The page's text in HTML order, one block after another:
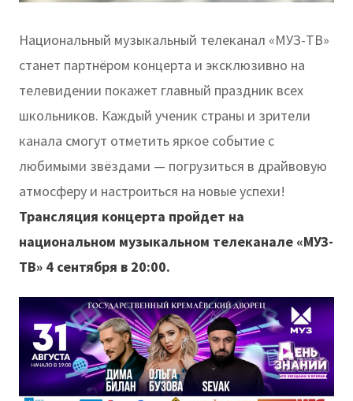
Национальный музыкальный телеканал «МУЗ-ТВ»
станет партнёром концерта и эксклюзивно на
телевидении покажет главный праздник всех
школьников. Каждый ученик страны и зрители
канала смогут отметить яркое событие с
любимыми звёздами — погрузиться в драйвовую
атмосферу и настроиться на новые успехи!
Трансляция концерта пройдет на
национальном музыкальном телеканале «МУЗ-
ТВ» 4 сентября в 20:00.